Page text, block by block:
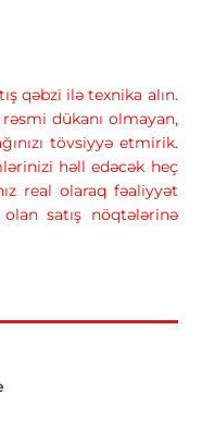
qəbzi ilə texnika alın.
dükanı olmayan,
tövsiyyə etmirik.
həll edəcək heç
real olaraq fəaliyyət
satış nöqtələrinə